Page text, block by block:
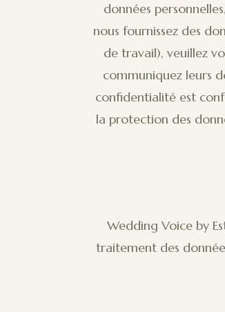
données
nous fournissez des
de travail), veuillez
communiquez leurs
confidentialité est
la protection des
Wedding Voice by
traitement des